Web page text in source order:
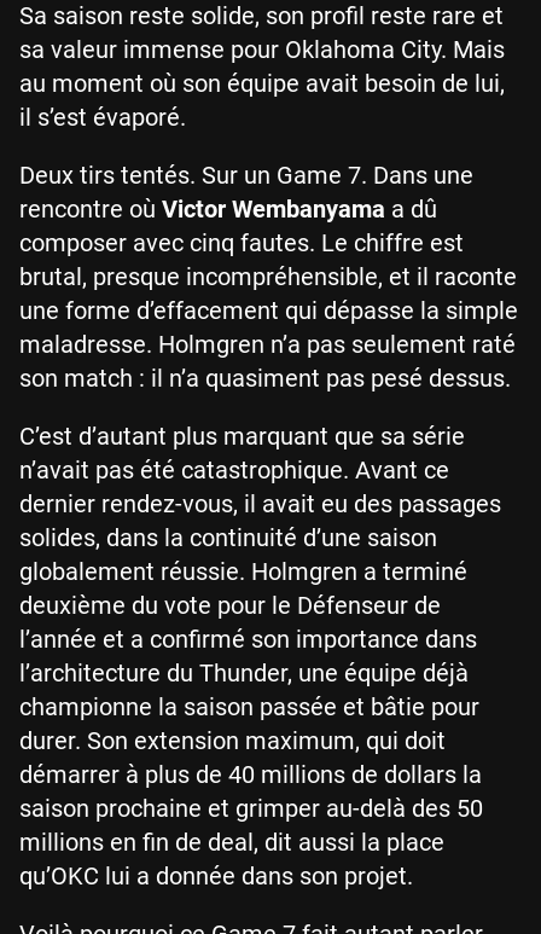
Sa saison reste solide, son profil reste rare et
sa valeur immense pour Oklahoma City. Mais
au moment où son équipe avait besoin de lui,
il s’est évaporé.
Deux tirs tentés. Sur un Game 7. Dans une
rencontre où Victor Wembanyama a dû
composer avec cinq fautes. Le chiffre est
brutal, presque incompréhensible, et il raconte
une forme d’effacement qui dépasse la simple
maladresse. Holmgren n’a pas seulement raté
son match : il n’a quasiment pas pesé dessus.
C’est d’autant plus marquant que sa série
n’avait pas été catastrophique. Avant ce
dernier rendez-vous, il avait eu des passages
solides, dans la continuité d’une saison
globalement réussie. Holmgren a terminé
deuxième du vote pour le Défenseur de
l’année et a confirmé son importance dans
l’architecture du Thunder, une équipe déjà
championne la saison passée et bâtie pour
durer. Son extension maximum, qui doit
démarrer à plus de 40 millions de dollars la
saison prochaine et grimper au-delà des 50
millions en fin de deal, dit aussi la place
qu’OKC lui a donnée dans son projet.